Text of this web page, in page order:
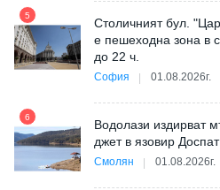
29.05.2026г.
5
Столичният бул.
е пешеходна зона в
до 22 ч.
София 01.08.2026г.
6
Водолази издирват
джет в язовир Доспат
Смолян 01.08.2026г.